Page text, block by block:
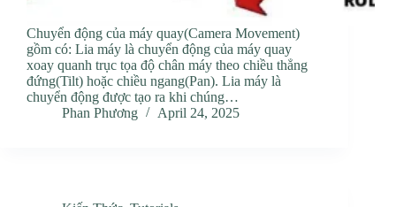
Chuyển động của máy quay(Camera Movement)
gồm có: Lia máy là chuyển động của máy quay
xoay quanh trục tọa độ chân máy theo chiều thẳng
đứng(Tilt) hoặc chiều ngang(Pan). Lia máy là
chuyển động được tạo ra khi chúng…
Phan Phương
April 24, 2025